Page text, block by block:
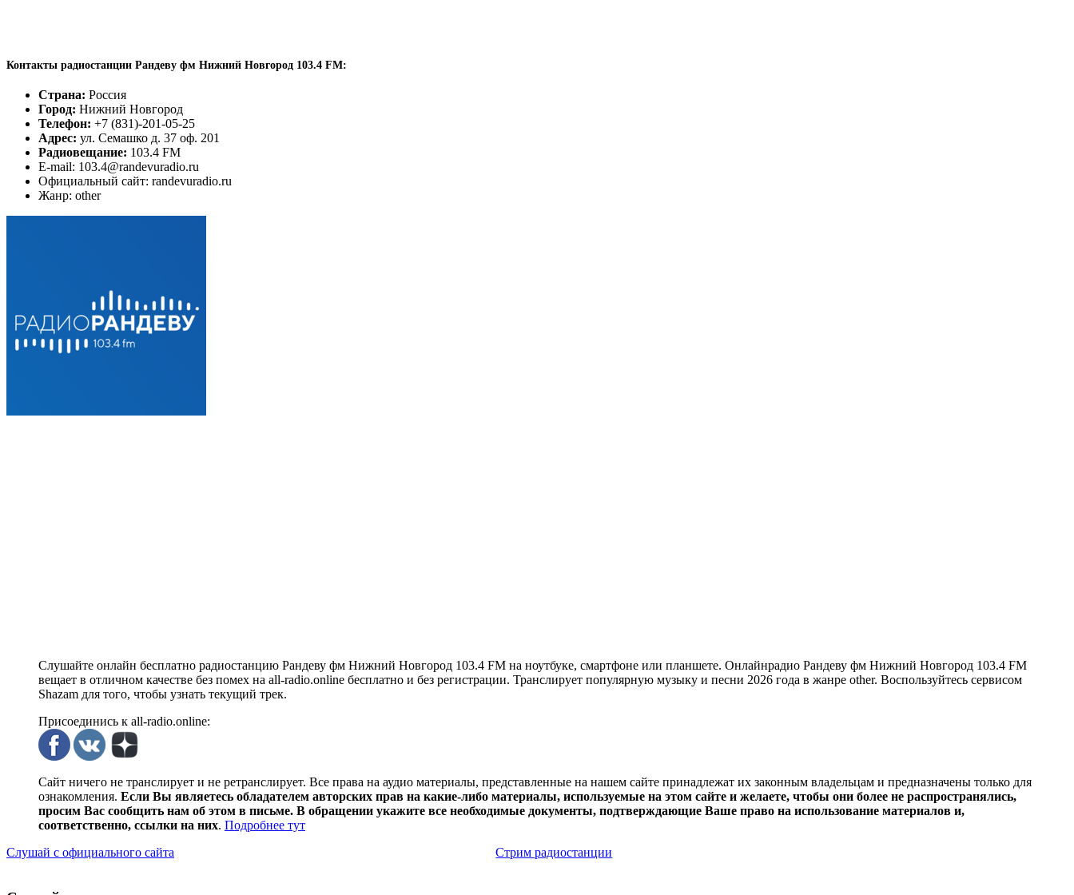
Контакты радиостанции Рандеву фм Нижний Новгород 103.4 FM:
Страна: Россия
Город: Нижний Новгород
Телефон: +7 (831)-201-05-25
Адрес: ул. Семашко д. 37 оф. 201
Радиовещание: 103.4 FM
E-mail: 103.4@randevuradio.ru
Официальный сайт: randevuradio.ru
Жанр: other
Слушайте онлайн бесплатно радиостанцию Рандеву фм Нижний Новгород 103.4 FM на ноутбуке, смартфоне или планшете. Онлайнрадио Рандеву фм Нижний Новгород 103.4 FM
вещает в отличном качестве без помех на all-radio.online бесплатно и без регистрации. Транслирует популярную музыку и песни 2026 года в жанре other. Воспользуйтесь сервисом
Shazam для того, чтобы узнать текущий трек.
Присоединись к all-radio.online:
Сайт ничего не транслирует и не ретранслирует. Все права на аудио материалы, представленные на нашем сайте принадлежат их законным владельцам и предназначены только для
ознакомления. Если Вы являетесь обладателем авторских прав на какие-либо материалы, используемые на этом сайте и желаете, чтобы они более не распространялись,
просим Вас сообщить нам об этом в письме. В обращении укажите все необходимые документы, подтверждающие Ваше право на использование материалов и,
соответственно, ссылки на них. Подробнее тут
Слушай с официального сайта
Стрим радиостанции